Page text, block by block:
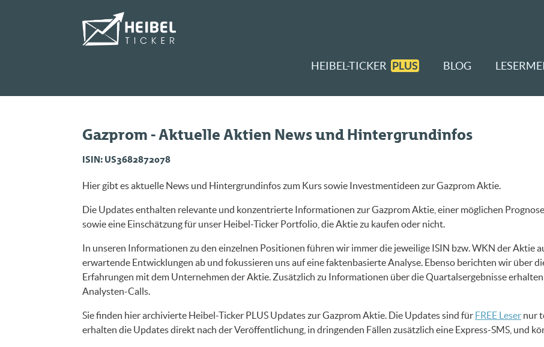
HEIBEL-TICKER PLUS BLOG
Gazprom - Aktuelle Aktien News und Hintergrundinfos
ISIN: US3682872078
Hier gibt es aktuelle News und Hintergrundinfos zum Kurs sowie Investmentideen zur Gazprom Aktie.
Die Updates enthalten relevante und konzentrierte Informationen zur Gazprom Aktie, einer möglichen
sowie eine Einschätzung für unser Heibel-Ticker Portfolio, die Aktie zu kaufen oder nicht.
In unseren Informationen zu den einzelnen Positionen führen wir immer die jeweilige ISIN bzw. WKN der Aktie
erwartende Entwicklungen ab und fokussieren uns auf eine faktenbasierte Analyse. Ebenso berichten wir über
Erfahrungen mit dem Unternehmen der Aktie. Zusätzlich zu Informationen über die Quartalsergebnisse
Analysten-Calls.
Sie finden hier archivierte Heibel-Ticker PLUS Updates zur Gazprom Aktie. Die Updates sind für FREE Leser nur
erhalten die Updates direkt nach der Veröffentlichung, in dringenden Fällen zusätzlich eine Express-SMS, und